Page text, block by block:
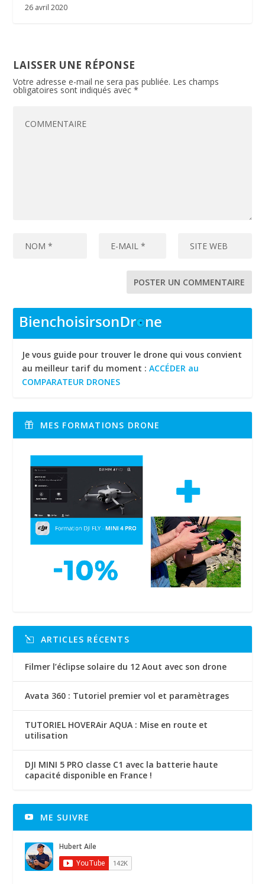
26 avril 2020
LAISSER UNE RÉPONSE
Votre adresse e-mail ne sera pas publiée. Les champs
obligatoires sont indiqués avec*
Je vous guide pour trouver le drone qui vous convient
au meilleur tarif du moment :ACCÉDER au
COMPARATEUR DRONES
MES FORMATIONS DRONE
ARTICLES RÉCENTS
Filmer l’éclipse solaire du 12 Aout avec son drone
Avata 360 : Tutoriel premier vol et paramètrages
TUTORIEL HOVERAir AQUA : Mise en route et
utilisation
DJI MINI 5 PRO classe C1 avec la batterie haute
capacité disponible en France !
ME SUIVRE